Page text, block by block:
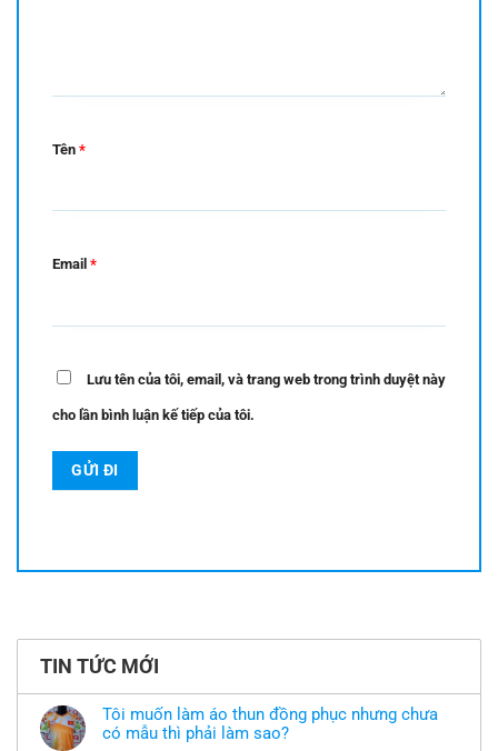
Tên *
Email *
Lưu tên của tôi, email, và trang web trong trình duyệt này
cho lần bình luận kế tiếp của tôi.
TIN TỨC MỚI
Tôi muốn làm áo thun đồng phục nhưng chưa
có mẫu thì phải làm sao?